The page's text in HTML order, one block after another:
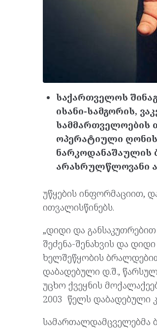
საქართველოს
ისანი-სამგორის,
სამმართველოების
ოპერატიული
ნარკოდანაშაულის
არასრულწლოვანი
უწყების ინფორმაციით,
ითვალისწინებს.
„დიდი და
შეძენა-შენახვის და
ხელშეწყობის
დაბადებული დ.შ.,
უცხო ქვეყნის
2003 წელს დაბადებული
სამართალდამცველებმა